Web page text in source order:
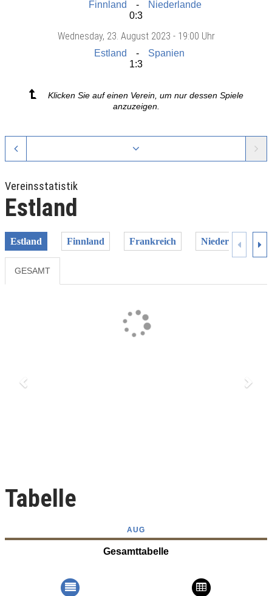
Finnland
Niederlande
0:3
Wednesday, 23. August 2023 - 19:00 Uhr
Estland
Spanien
1:3
Klicken Sie auf einen Verein, um nur dessen Spiele
anzuzeigen.
Vereinsstatistik
Estland
Estland Finnland Frankreich Niederlande
GESAMT
Tabelle
AUG
Gesamttabelle